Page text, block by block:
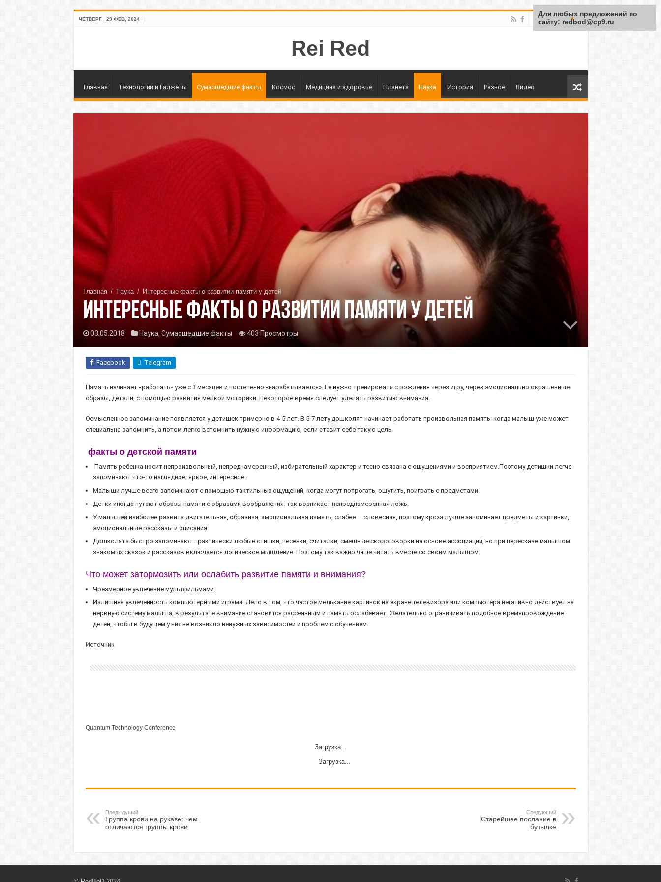
ЧЕТВЕРГ , 29 ФЕВ, 2024
Rei Red
Главная Технологии и Гаджеты Сумасшедшие факты Космос Медицина и здоровье Планета Наука История Разное Видео
Главная / Наука / Интересные факты о развитии памяти у детей
Интересные факты о развитии памяти у детей
03.05.2018 Наука, Сумасшедшие факты 403 Просмотры
Facebook Telegram
Память на­чинает «работать» уже с 3 ме­сяцев и постепенно «нараба­тывается». Ее нужно трени­ровать с рождения через игру, через эмоционально окрашен­ные
образы, детали, с помо­щью развития мелкой мотори­ки. Некоторое время следует уделять развитию внимания.
Осмысленное запоминание появляется у детишек пример­но в 4-5 лет. В 5-7 лету дошко­лят начинает работать произ­вольная память: когда малыш уже может
специально запом­нить, а потом легко вспомнить нужную информацию, если ставит себе такую цель.
факты о детской памяти
Память ребенка носит непроизвольный, непреднамерен­ный, избирательный характер и тесно связана с ощущени­ями и восприятием.Поэтому детишки легче
запоминают что-то наглядное, яркое, интересное.
Малыши лучше всего запоминают с помощью так­тильных ощущений, когда могут потрогать, ощутить, поиграть с предметами.
Детки иногда путают образы памяти с образами вооб­ражения: так возникает непреднамеренная ложь.
У малышей наиболее развита двигательная, образная, эмоциональная па­мять, слабее — словесная, поэтому кроха лучше запоминает предметы и кар­тинки,
эмоциональные рассказы и описания.
Дошколята быстро запоминают практически любые стишки, песенки, считал­ки, смешные скороговорки на основе ассоциаций, но при пересказе малышом
знакомых сказок и рассказов включается логическое мышление. Поэтому так важно чаще читать вместе со своим малышом.
Что может затормозить или ослабить развитие памяти и внимания?
Чрезмерное увлечение мультфильмами.
Излишняя увлеченность компьютерными играми. Дело в том, что частое мель­кание картинок на экране телевизора или компьютера негативно действует на
нерв­ную систему малыша, в результате внимание становится рассеянным и память ослабевает. Желательно ограничивать подобное времяпровождение
детей, чтобы в будущем у них не возникло ненужных зависимостей и проблем с обучением.
Источник
Quantum Technology Conference
Загрузка...
Загрузка...
Предыдущий
Группа крови на рукаве: чем
отличаются группы крови
Следующий
Старейшее послание в
бутылке
Для любых предложений по
сайту: redbod@cp9.ru